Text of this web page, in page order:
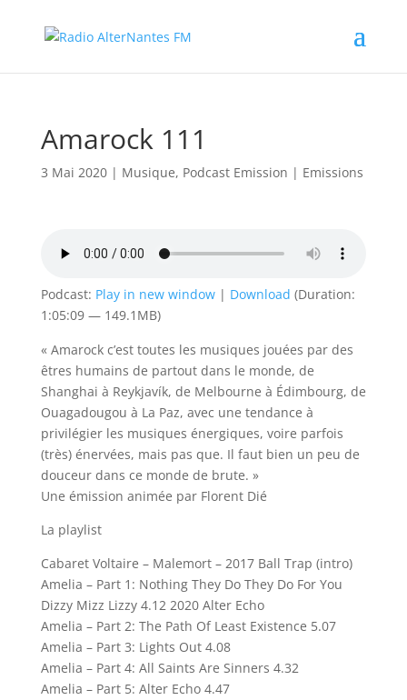
Amarock 111
3 Mai 2020| Musique, Podcast Emission | Emissions
Podcast: Play in new window| Download (Duration:
1:05:09 — 149.1MB)
« Amarock c’est toutes les musiques jouées par des
êtres humains de partout dans le monde, de
Shanghai à Reykjavík, de Melbourne à Édimbourg, de
Ouagadougou à La Paz, avec une tendance à
privilégier les musiques énergiques, voire parfois
(très) énervées, mais pas que. Il faut bien un peu de
douceur dans ce monde de brute. »
Une émission animée par Florent Dié
La playlist
Cabaret Voltaire – Malemort – 2017 Ball Trap (intro)
Amelia – Part 1: Nothing They Do They Do For You
Dizzy Mizz Lizzy 4.12 2020 Alter Echo
Amelia – Part 2: The Path Of Least Existence 5.07
Amelia – Part 3: Lights Out 4.08
Amelia – Part 4: All Saints Are Sinners 4.32
Amelia – Part 5: Alter Echo 4.47